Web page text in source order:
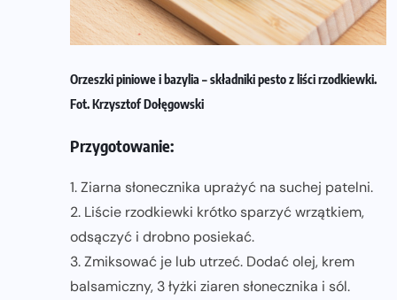
Orzeszki piniowe i bazylia – składniki pesto z liści rzodkiewki.
Fot. Krzysztof Dołęgowski
Przygotowanie:
1. Ziarna słonecznika uprażyć na suchej patelni.
2. Liście rzodkiewki krótko sparzyć wrzątkiem,
odsączyć i drobno posiekać.
3. Zmiksować je lub utrzeć. Dodać olej, krem
balsamiczny, 3 łyżki ziaren słonecznika i sól.